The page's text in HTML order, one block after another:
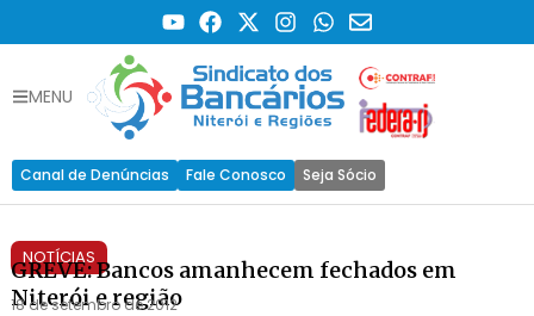
MENU
Canal de Denúncias Fale Conosco Seja Sócio
NOTÍCIAS
GREVE: Bancos amanhecem fechados em
Niterói e região
18 de setembro de 2012